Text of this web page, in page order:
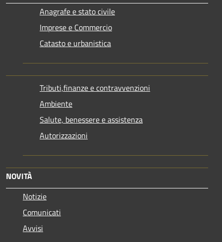
Anagrafe e stato civile
Imprese e Commercio
Catasto e urbanistica
Tributi,finanze e contravvenzioni
Ambiente
Salute, benessere e assistenza
Autorizzazioni
NOVITÀ
Notizie
Comunicati
Avvisi